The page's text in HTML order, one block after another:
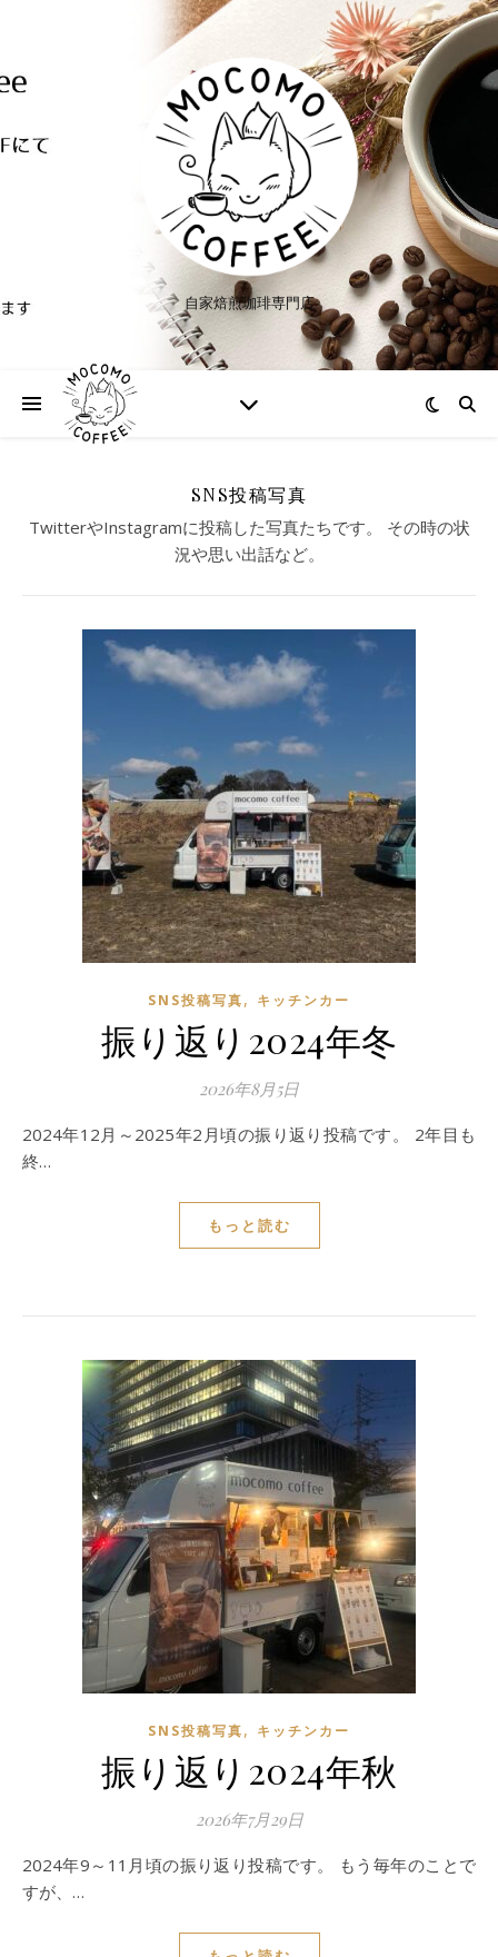
自家焙煎珈琲専門店
SNS投稿写真
TwitterやInstagramに投稿した写真たちです。 その時の状
況や思い出話など。
SNS投稿写真, キッチンカー
振り返り2024年冬
2026年8月5日
2024年12月～2025年2月頃の振り返り投稿です。 2年目も
終…
もっと読む
SNS投稿写真, キッチンカー
振り返り2024年秋
2026年7月29日
2024年9～11月頃の振り返り投稿です。 もう毎年のことで
すが、…